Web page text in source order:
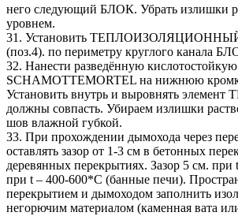
него следующий БЛОК. Убрать излишки
уровнем.
31. Установить
(поз.4). по периметру круглого канала
32. Нанести разведённую
SCHAMOTTEMORTEL на нижнюю
Установить внутрь и выровнять
должны совпасть. Убираем излишки
шов влажной губкой.
33. При прохождении дымохода через
оставлять зазор от 1-3 см в бетонных
деревянных перекрытиях. Зазор 5 см.
при t – 400-600*C (банные печи).
перекрытием и дымоходом заполнить
негорючим материалом (каменная вата